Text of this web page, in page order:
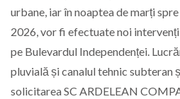
urbane, iar în noaptea de marți
2026, vor fi efectuate noi
pe Bulevardul Independenței.
pluvială și canalul tehnic subteran
solicitarea SC ARDELEAN